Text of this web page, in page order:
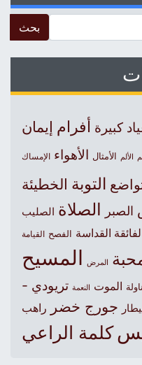
كبيرة أفرام إيمان
الأمثال الأهواء الإمساك
التوبة الخطيئة
الصبر الصلاة الصليب
القداسة الفصح القيامة
المرض المسيح
الموت النعمة تريودي -
جورج خضر راهب
كلمة الراعي